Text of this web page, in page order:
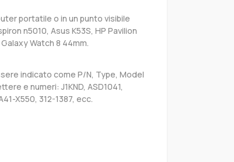
portatile o in un punto visibile
n5010, Asus K53S, HP Pavilion
Watch 8 44mm.
indicato come P/N, Type, Model
e numeri: J1KND, ASD1041,
X550, 312-1387, ecc.